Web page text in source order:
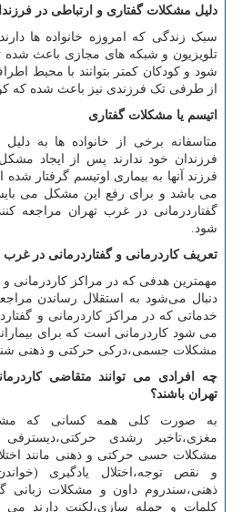
دلیل مشکلات گفتاری و ارتباطی در
سبک زندگی که امروزه خانواده ها
تلویزیون و شبکه های مجازی باعث شده
شود و کودکان کمتر بتوانند با محیط
از طرفی تک فرزندی نیز باعث شده که
اتیسم یا مشکلات گفتاری
متاسفانه برخی از خانواده ها به
فرزندان خود ندارند پس از ایجاد
فرزند آنها به بیماری اوتیسم گرفتار
می باشد و برای رفع این مشکل می
گفتاردرمانی در غرب تهران مراجعه
شود.
تعریف کاردرمانی و گفتاردرمانی در غرب
مهمترین هدفی که در مراکز کاردرمانی و
دنبال می‌شود به استقلال رساندن
خدماتی که در مراکز کاردرمانی و
می ‌شود کاردرمانی است که برای
مشکلات جسمی،درکی حرکتی و ذهنی
چه افرادی می توانند متقاضی
تهران باشند؟
به صورت کلی همه کسانی که
مغزی،تاخیر رشدی
مشکلات حسی حرکتی و ذهنی مانند
و نقص توجه،اختلال یادگیری
ذهنی،سندروم داون و مشکلات زبانی
کلمات و جمله سازی،لکنت دارند می